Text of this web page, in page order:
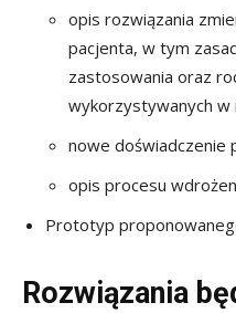
opis rozwiązania
pacjenta, w tym
zastosowania oraz
wykorzystywanych w
nowe doświadczenie
opis procesu
Prototyp
Rozwiązania